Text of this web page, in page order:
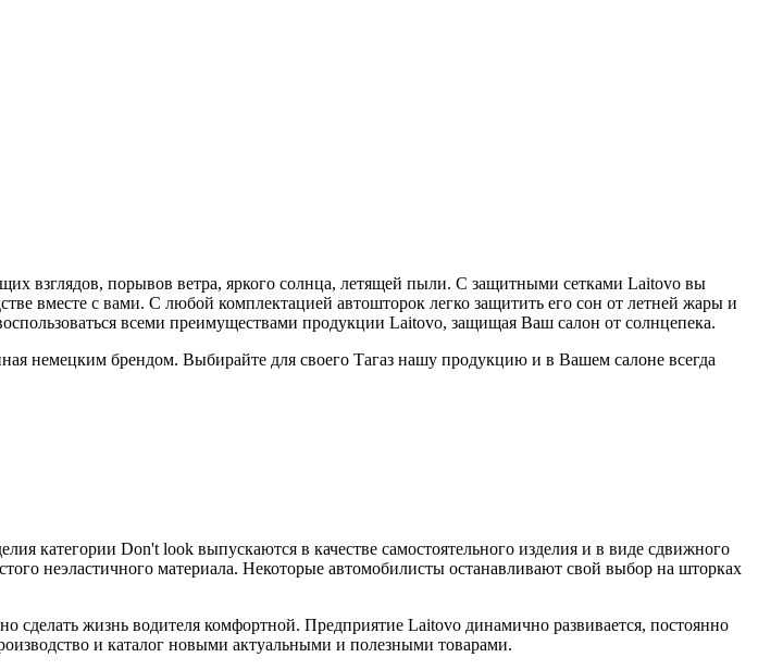
взглядов, порывов ветра, яркого солнца, летящей пыли. С защитными сетками Laitovo вы
вместе с вами. С любой комплектацией автошторок легко защитить его сон от летней жары и
всеми преимуществами продукции Laitovo, защищая Ваш салон от солнцепека.
немецким брендом. Выбирайте для своего Тагаз нашу продукцию и в Вашем салоне всегда
категории Don't look выпускаются в качестве самостоятельного изделия и в виде сдвижного
неэластичного материала. Некоторые автомобилисты останавливают свой выбор на шторках
сделать жизнь водителя комфортной. Предприятие Laitovo динамично развивается, постоянно
и каталог новыми актуальными и полезными товарами.